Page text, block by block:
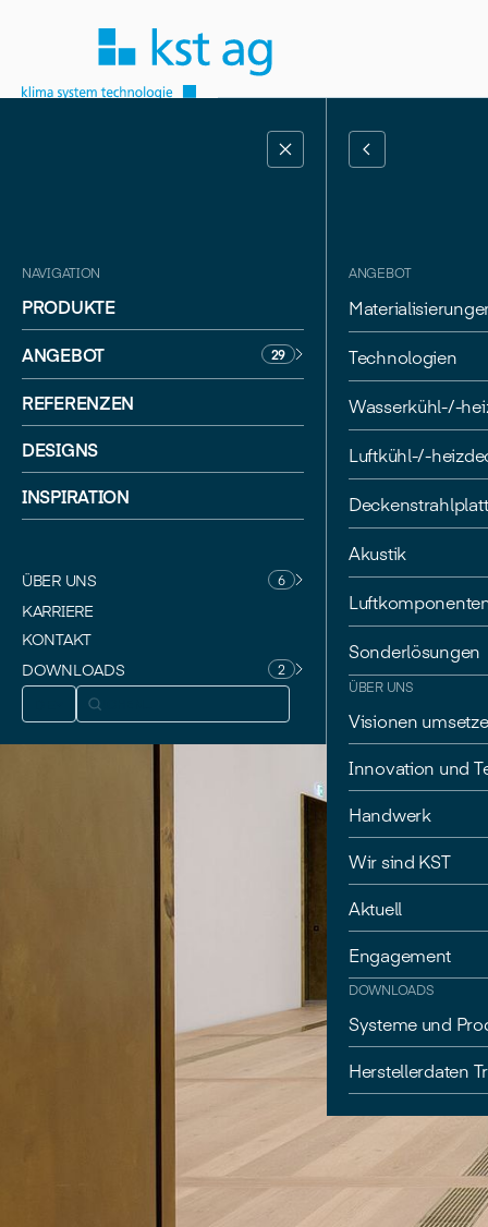
NAVIGATION
PRODUKTE
ANGEBOT
29
REFERENZEN
DESIGNS
INSPIRATION
ÜBER UNS 6
KARRIERE
KONTAKT
DOWNLOADS
2
ANGEBOT
Technologien
Wasserkühl-/-
Luftkühl-/-
Akustik
Sonderlösungen
ÜBER UNS
Visionen
Innovation und
Handwerk
Wir sind KST
Aktuell
Engagement
DOWNLOADS
Systeme und
Herstellerdaten
ZÜRICH
DAVID CHIPPERFIELD ARCHITECTS